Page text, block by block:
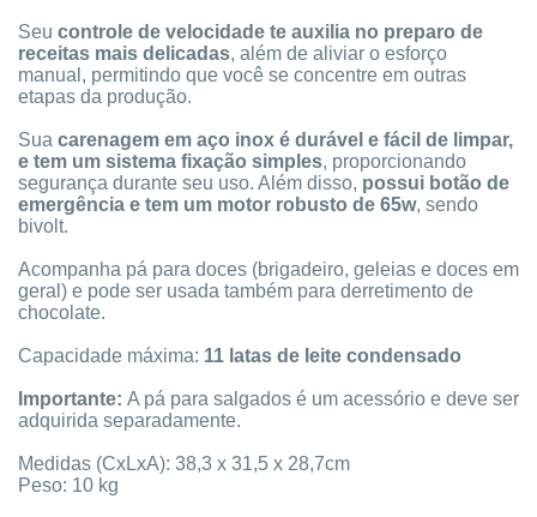
Seu controle de velocidade te auxilia no preparo de
receitas mais delicadas, além de aliviar o esforço
manual, permitindo que você se concentre em outras
etapas da produção.
Sua carenagem em aço inox é durável e fácil de limpar,
e tem um sistema fixação simples, proporcionando
segurança durante seu uso. Além disso, possui botão de
emergência e tem um motor robusto de 65w, sendo
bivolt.
Acompanha pá para doces (brigadeiro, geleias e doces em
geral) e pode ser usada também para derretimento de
chocolate.
Capacidade máxima: 11 latas de leite condensado
Importante: A pá para salgados é um acessório e deve ser
adquirida separadamente.
Medidas (CxLxA): 38,3 x 31,5 x 28,7cm
Peso: 10 kg